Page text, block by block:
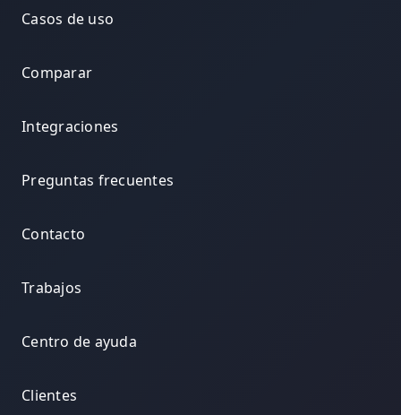
Casos de uso
Comparar
Integraciones
Preguntas frecuentes
Contacto
Trabajos
Centro de ayuda
Clientes